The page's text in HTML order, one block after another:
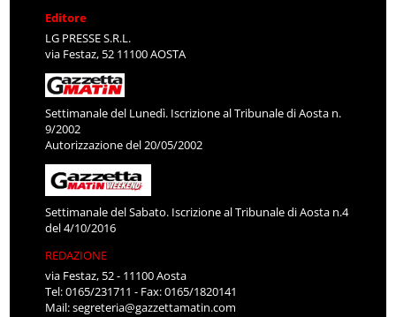
Editore
LG PRESSE S.R.L.
via Festaz, 52 11100 AOSTA
Settimanale del Lunedì. Iscrizione al Tribunale di Aosta n.
9/2002
Autorizzazione del 20/05/2002
Settimanale del Sabato. Iscrizione al Tribunale di Aosta n.4
del 4/10/2016
REDAZIONE
via Festaz, 52 - 11100 Aosta
Tel: 0165/231711 - Fax: 0165/1820141
Mail:segreteria@gazzettamatin.com